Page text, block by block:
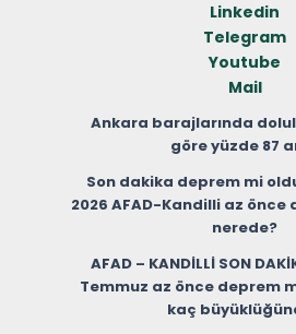
Linkedin
Telegram
Youtube
Mail
Ankara barajlarında
göre yüzde 87
Son dakika deprem mi
2026 AFAD-Kandilli az önce
nerede?
AFAD – KANDİLLİ SON
Temmuz az önce deprem
kaç